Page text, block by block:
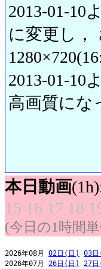
2013-01-10
に変更し，
2013-01-10
高画質にな
本日動画
15 16 17 18
(今日の1時間
2026年08月 02日(日) 03
2026年07月 26日(日) 27